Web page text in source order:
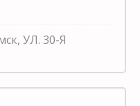
УЛ. 30-Я